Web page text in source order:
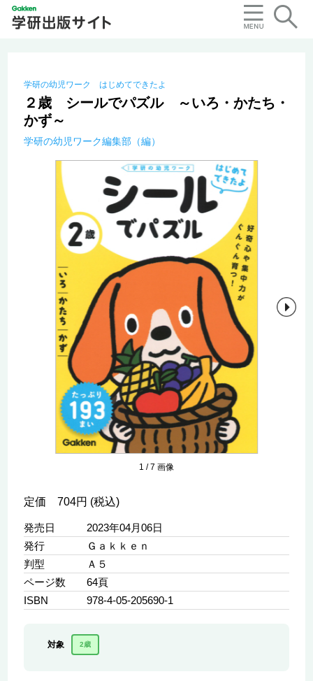
学研の幼児ワーク はじめてできたよ
２歳 シールでパズル ～いろ・かたち・
かず～
学研の幼児ワーク編集部（編）
1 /7 画像
定価 704円 (税込)
発売日
2023年04月06日
発行
Ｇａｋｋｅｎ
判型
Ａ５
ページ数
64頁
ISBN
978-4-05-205690-1
対象 2歳